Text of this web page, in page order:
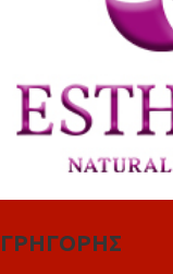
ΓΡΗΓΟΡΗΣ